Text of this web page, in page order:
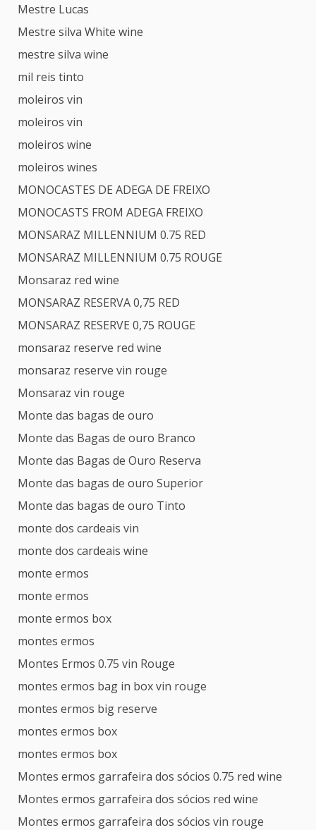
Mestre Lucas
Mestre silva White wine
mestre silva wine
mil reis tinto
moleiros vin
moleiros vin
moleiros wine
moleiros wines
MONOCASTES DE ADEGA DE FREIXO
MONOCASTS FROM ADEGA FREIXO
MONSARAZ MILLENNIUM 0.75 RED
MONSARAZ MILLENNIUM 0.75 ROUGE
Monsaraz red wine
MONSARAZ RESERVA 0,75 RED
MONSARAZ RESERVE 0,75 ROUGE
monsaraz reserve red wine
monsaraz reserve vin rouge
Monsaraz vin rouge
Monte das bagas de ouro
Monte das Bagas de ouro Branco
Monte das Bagas de Ouro Reserva
Monte das bagas de ouro Superior
Monte das bagas de ouro Tinto
monte dos cardeais vin
monte dos cardeais wine
monte ermos
monte ermos
monte ermos box
montes ermos
Montes Ermos 0.75 vin Rouge
montes ermos bag in box vin rouge
montes ermos big reserve
montes ermos box
montes ermos box
Montes ermos garrafeira dos sócios 0.75 red wine
Montes ermos garrafeira dos sócios red wine
Montes ermos garrafeira dos sócios vin rouge